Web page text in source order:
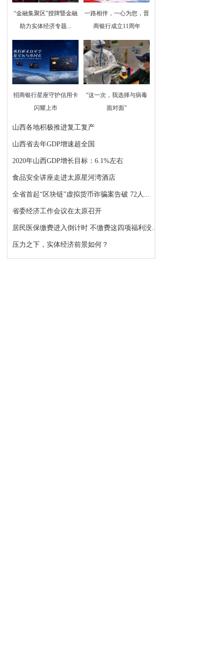
“金融集聚区”授牌暨金融
助力实体经济专题...
一路相伴，一心为您，晋
商银行成立11周年
招商银行星座守护信用卡
闪耀上市
“这一次，我选择与病毒
面对面”
山西各地积极推进复工复产
山西省去年GDP增速超全国
2020年山西GDP增长目标：6.1%左右
食品安全讲座走进太原星河湾酒店
全省首起“区块链”虚拟货币诈骗案告破 72人...
省委经济工作会议在太原召开
居民医保缴费进入倒计时 不缴费这四项福利没...
压力之下，实体经济前景如何？